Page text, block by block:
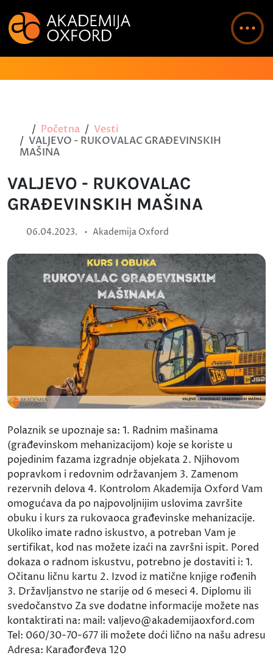
Početna
Vesti
VALJEVO - RUKOVALAC GRAĐEVINSKIH
MAŠINA
VALJEVO - RUKOVALAC
GRAĐEVINSKIH MAŠINA
06.04.2023. • Akademija Oxford
Polaznik se upoznaje sa: 1. Radnim mašinama
(građevinskom mehanizacijom) koje se koriste u
pojedinim fazama izgradnje objekata 2. Njihovom
popravkom i redovnim održavanjem 3. Zamenom
rezervnih delova 4. Kontrolom Akademija Oxford Vam
omogućava da po najpovoljnijim uslovima završite
obuku i kurs za rukovaoca građevinske mehanizacije.
Ukoliko imate radno iskustvo, a potreban Vam je
sertifikat, kod nas možete izaći na završni ispit. Pored
dokaza o radnom iskustvu, potrebno je dostaviti i: 1.
Očitanu ličnu kartu 2. Izvod iz matične knjige rođenih
3. Državljanstvo ne starije od 6 meseci 4. Diplomu ili
svedočanstvo Za sve dodatne informacije možete nas
kontaktirati na: mail: valjevo@akademijaoxford.com
Tel: 060/30-70-677 ili možete doći lično na našu adresu
Adresa: Karađorđeva 120